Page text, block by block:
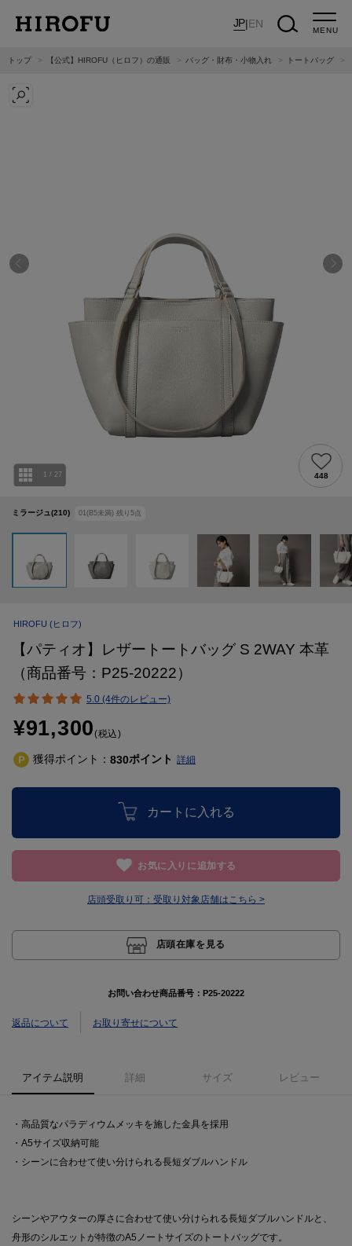
JP|EN
MENU
トップ 【公式】HIROFU（ヒロフ）の通販 バッグ・財布・小物入れ トートバッグ
ミラージュ(210) 01(B5未満) 残り 5点
1 / 27 448
HIROFU (ヒロフ)
【パティオ】レザートートバッグ S 2WAY 本革
（商品番号：P25-20222）
5.0 (4件のレビュー)
¥91,300(税込)
獲得ポイント： 830ポイント 詳細
カートに入れる
お気に入りに追加する
店頭受取り可： 受取り対象店舗はこちら >
店頭在庫を見る
お問い合わせ商品番号： P25-20222
返品について お取り寄せについて
アイテム説明 詳細 サイズ レビュー
・高品質なパラディウムメッキを施した金具を採用
・A5サイズ収納可能
・シーンに合わせて使い分けられる長短ダブルハンドル
シーンやアウターの厚さに合わせて使い分けられる長短ダブルハンドルと、
舟形のシルエットが特徴のA5ノートサイズのトートバッグです。